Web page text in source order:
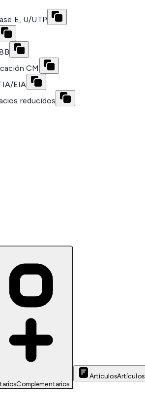
E, U/UTP
CM
EIA
reducidos
Complementarios
ArtículosArtículos